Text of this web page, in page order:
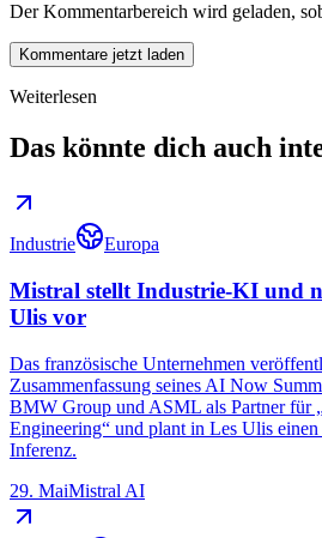
Der Kommentarbereich wird geladen,
Kommentare jetzt laden
Weiterlesen
Das könnte dich auch
Industrie Europa
Mistral stellt Industrie-KI und
Ulis vor
Das französische Unternehmen
Zusammenfassung seines AI Now
BMW Group und ASML als Partner für
Engineering“ und plant in Les Ulis
Inferenz.
29. MaiMistral AI